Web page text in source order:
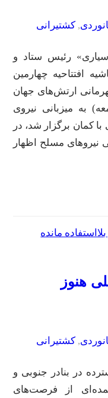
, کشتیرانی
سیاری» رئیس ستاد و
افتتاحیه چهارمین
ارتش‌های جهان
به میزبانی نیروی
کمان برگزار شد، در
نیرو‌های مسلح اظهار
هنوز
, کشتیرانی
در بنادر جنوبی و
از فرصت‌های